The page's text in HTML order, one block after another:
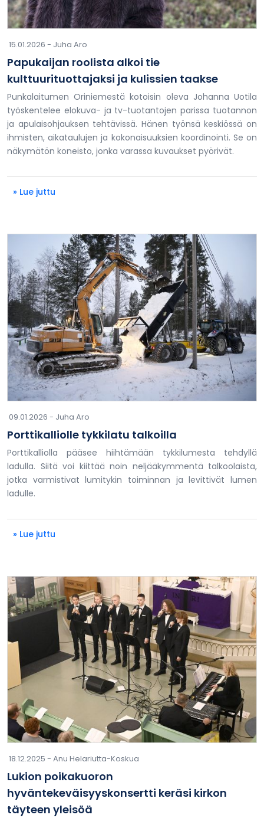
15.01.2026 - Juha Aro
Papukaijan roolista alkoi tie
kulttuurituottajaksi ja kulissien taakse
Punkalaitumen Oriniemestä kotoisin oleva Johanna Uotila
työskentelee elokuva- ja tv-tuotantojen parissa tuotannon
ja apulaisohjauksen tehtävissä. Hänen työnsä keskiössä on
ihmisten, aikataulujen ja kokonaisuuksien koordinointi. Se on
näkymätön koneisto, jonka varassa kuvaukset pyörivät.
» Lue juttu
09.01.2026 - Juha Aro
Porttikalliolle tykkilatu talkoilla
Porttikalliolla pääsee hiihtämään tykkilumesta tehdyllä
ladulla. Siitä voi kiittää noin neljääkymmentä talkoolaista,
jotka varmistivat lumitykin toiminnan ja levittivät lumen
ladulle.
» Lue juttu
18.12.2025 - Anu Helariutta-Koskua
Lukion poikakuoron
hyväntekeväisyyskonsertti keräsi kirkon
täyteen yleisöä